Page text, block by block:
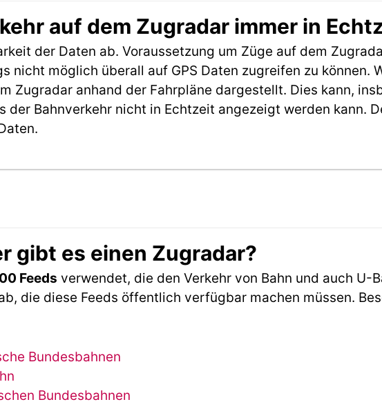
auf dem Zugradar immer in
der Daten ab. Voraussetzung um Züge auf dem
nicht möglich überall auf GPS Daten zugreifen zu können.
Zugradar anhand der Fahrpläne dargestellt. Dies kann,
der Bahnverkehr nicht in Echtzeit angezeigt werden kann.
gibt es einen Zugradar?
Feeds verwendet, die den Verkehr von Bahn und auch U-
die diese Feeds öffentlich verfügbar machen müssen.
Bundesbahnen
Bundesbahnen